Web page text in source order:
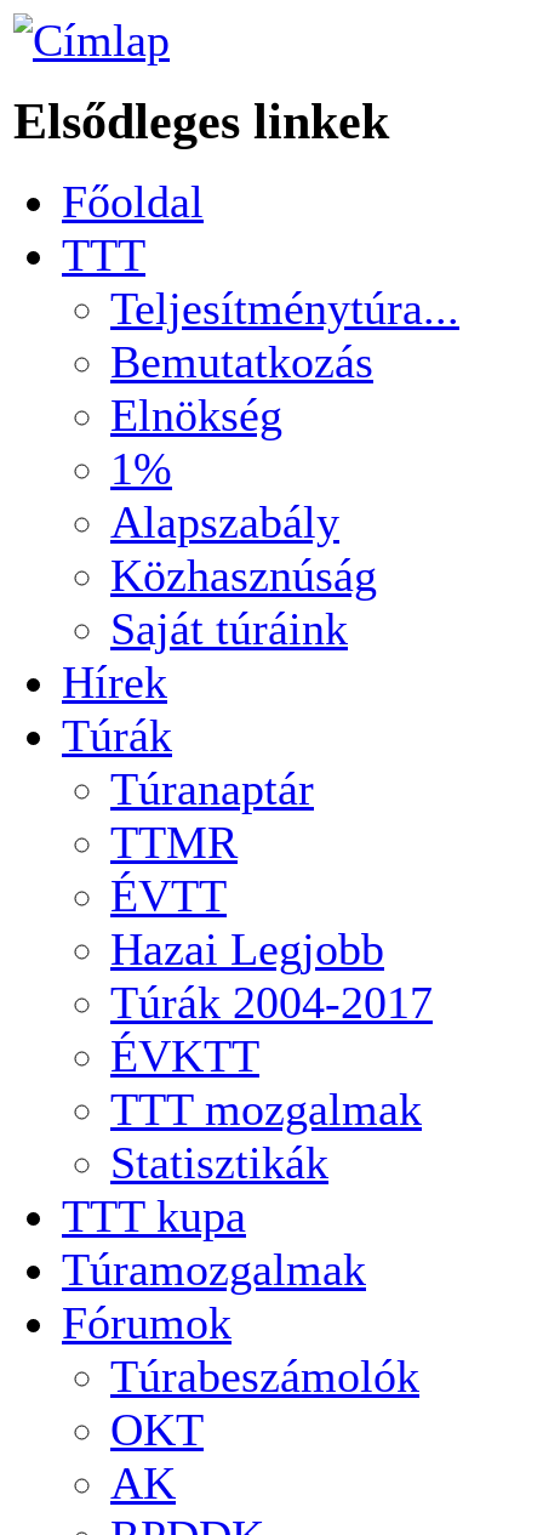
Elsődleges linkek
Főoldal
TTT
Teljesítménytúra...
Bemutatkozás
Elnökség
1%
Alapszabály
Közhasznúság
Saját túráink
Hírek
Túrák
Túranaptár
TTMR
ÉVTT
Hazai Legjobb
Túrák 2004-2017
ÉVKTT
TTT mozgalmak
Statisztikák
TTT kupa
Túramozgalmak
Fórumok
Túrabeszámolók
OKT
AK